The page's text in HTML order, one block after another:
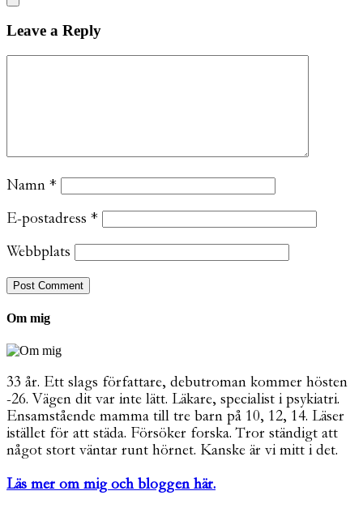
Leave a Reply
Namn *
E-postadress *
Webbplats
Om mig
33 år. Ett slags författare, debutroman kommer hösten
-26. Vägen dit var inte lätt. Läkare, specialist i psykiatri.
Ensamstående mamma till tre barn på 10, 12, 14. Läser
istället för att städa. Försöker forska. Tror ständigt att
något stort väntar runt hörnet. Kanske är vi mitt i det.
Läs mer om mig och bloggen här.